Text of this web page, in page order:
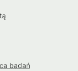
badań